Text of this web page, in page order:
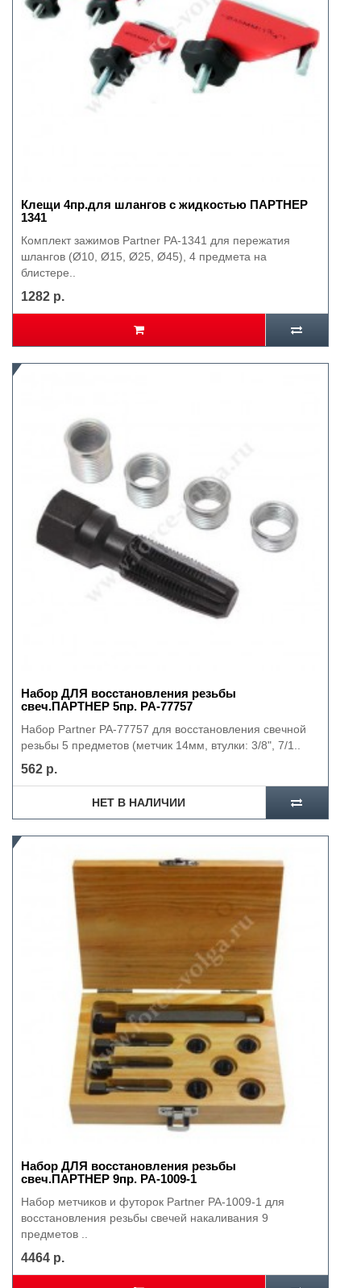
Клещи 4пр.для шлангов с жидкостью ПАРТНЕР
1341
Комплект зажимов Partner PA-1341 для пережатия
шлангов (Ø10, Ø15, Ø25, Ø45), 4 предмета на
блистере..
1282 р.
Набор ДЛЯ восстановления резьбы
свеч.ПАРТНЕР 5пр. РА-77757
Набор Partner PA-77757 для восстановления свечной
резьбы 5 предметов (метчик 14мм, втулки: 3/8", 7/1..
562 р.
НЕТ В НАЛИЧИИ
Набор ДЛЯ восстановления резьбы
свеч.ПАРТНЕР 9пр. РА-1009-1
Набор метчиков и футорок Partner PA-1009-1 для
восстановления резьбы свечей накаливания 9
предметов ..
4464 р.